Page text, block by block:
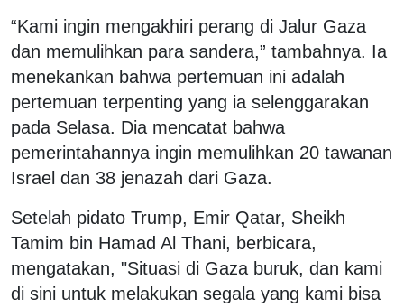
“Kami ingin mengakhiri perang di Jalur Gaza
dan memulihkan para sandera,” tambahnya. Ia
menekankan bahwa pertemuan ini adalah
pertemuan terpenting yang ia selenggarakan
pada Selasa. Dia mencatat bahwa
pemerintahannya ingin memulihkan 20 tawanan
Israel dan 38 jenazah dari Gaza.
Setelah pidato Trump, Emir Qatar, Sheikh
Tamim bin Hamad Al Thani, berbicara,
mengatakan, "Situasi di Gaza buruk, dan kami
di sini untuk melakukan segala yang kami bisa